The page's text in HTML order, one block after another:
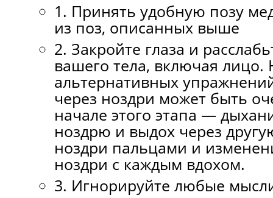
1. Принять удобную позу
из поз, описанных выше
2. Закройте глаза и
вашего тела, включая лицо.
альтернативных
через ноздри может быть
начале этого этапа —
ноздрю и выдох через
ноздри пальцами и
ноздри с каждым вдохом.
3. Игнорируйте любые